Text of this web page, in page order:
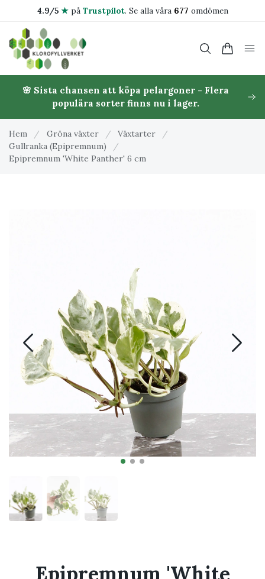
4.9/5 ★på Trustpilot. Se alla våra 677 omdömen
🌸 Sista chansen att köpa pelargoner - Flera
populära sorter finns nu i lager.
Hem / Gröna växter / Växtarter
/
Gullranka (Epipremnum)
/
Epipremnum 'White Panther' 6 cm
Epipremnum 'White